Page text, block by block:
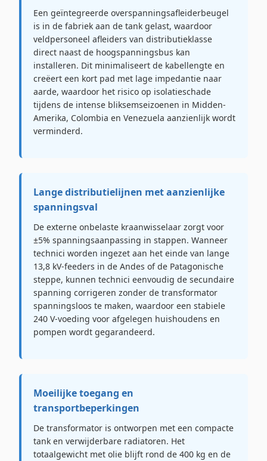
Een geïntegreerde overspanningsafleiderbeugel
is in de fabriek aan de tank gelast, waardoor
veldpersoneel afleiders van distributieklasse
direct naast de hoogspanningsbus kan
installeren. Dit minimaliseert de kabellengte en
creëert een kort pad met lage impedantie naar
aarde, waardoor het risico op isolatieschade
tijdens de intense bliksemseizoenen in Midden-
Amerika, Colombia en Venezuela aanzienlijk wordt
verminderd.
Lange distributielijnen met aanzienlijke
spanningsval
De externe onbelaste kraanwisselaar zorgt voor
±5% spanningsaanpassing in stappen. Wanneer
technici worden ingezet aan het einde van lange
13,8 kV-feeders in de Andes of de Patagonische
steppe, kunnen technici eenvoudig de secundaire
spanning corrigeren zonder de transformator
spanningsloos te maken, waardoor een stabiele
240 V-voeding voor afgelegen huishoudens en
pompen wordt gegarandeerd.
Moeilijke toegang en
transportbeperkingen
De transformator is ontworpen met een compacte
tank en verwijderbare radiatoren. Het
totaalgewicht met olie blijft rond de 400 kg en de